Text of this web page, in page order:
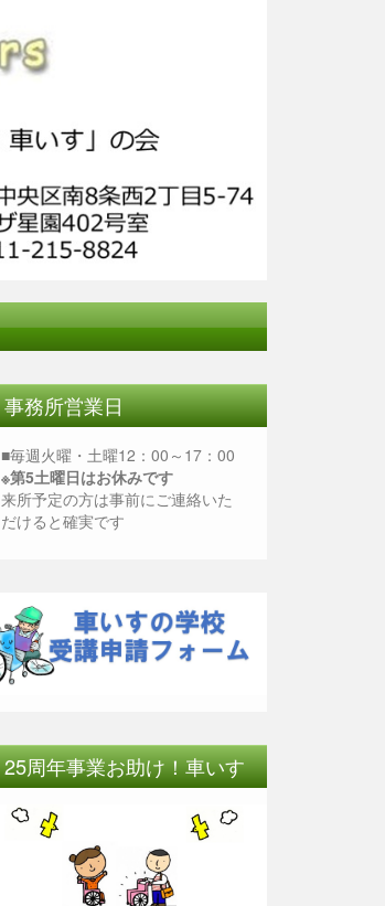
事務所営業日
■毎週火曜・土曜12：00～17：00
※第5土曜日はお休みです
来所予定の方は事前にご連絡いた
だけると確実です
25周年事業お助け！車いす